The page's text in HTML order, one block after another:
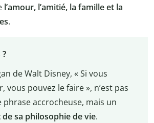
l’amour, l’amitié, la famille et la
.
de Walt Disney, « Si vous
vous pouvez le faire », n’est pas
accrocheuse, mais un
sa philosophie de vie.